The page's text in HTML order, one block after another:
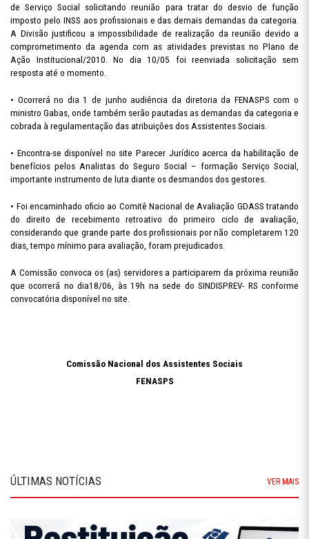
de Serviço Social solicitando reunião para tratar do desvio de função
imposto pelo INSS aos profissionais e das demais demandas da categoria.
A Divisão justificou a impossibilidade de realização da reunião devido a
comprometimento da agenda com as atividades previstas no Plano de
Ação Institucional/2010. No dia 10/05 foi reenviada solicitação sem
resposta até o momento.
• Ocorrerá no dia 1 de junho audiência da diretoria da FENASPS com o
ministro Gabas, onde também serão pautadas as demandas da categoria e
cobrada à regulamentação das atribuições dos Assistentes Sociais.
• Encontra-se disponível no site Parecer Jurídico acerca da habilitação de
benefícios pelos Analistas do Seguro Social – formação Serviço Social,
importante instrumento de luta diante os desmandos dos gestores.
• Foi encaminhado oficio ao Comitê Nacional de Avaliação GDASS tratando
do direito de recebimento retroativo do primeiro ciclo de avaliação,
considerando que grande parte dos profissionais por não completarem 120
dias, tempo mínimo para avaliação, foram prejudicados.
A Comissão convoca os (as) servidores a participarem da próxima reunião
que ocorrerá no dia18/06, às 19h na sede do SINDISPREV- RS conforme
convocatória disponível no site.
Comissão Nacional dos Assistentes Sociais
FENASPS
ÚLTIMAS NOTÍCIAS VER MAIS